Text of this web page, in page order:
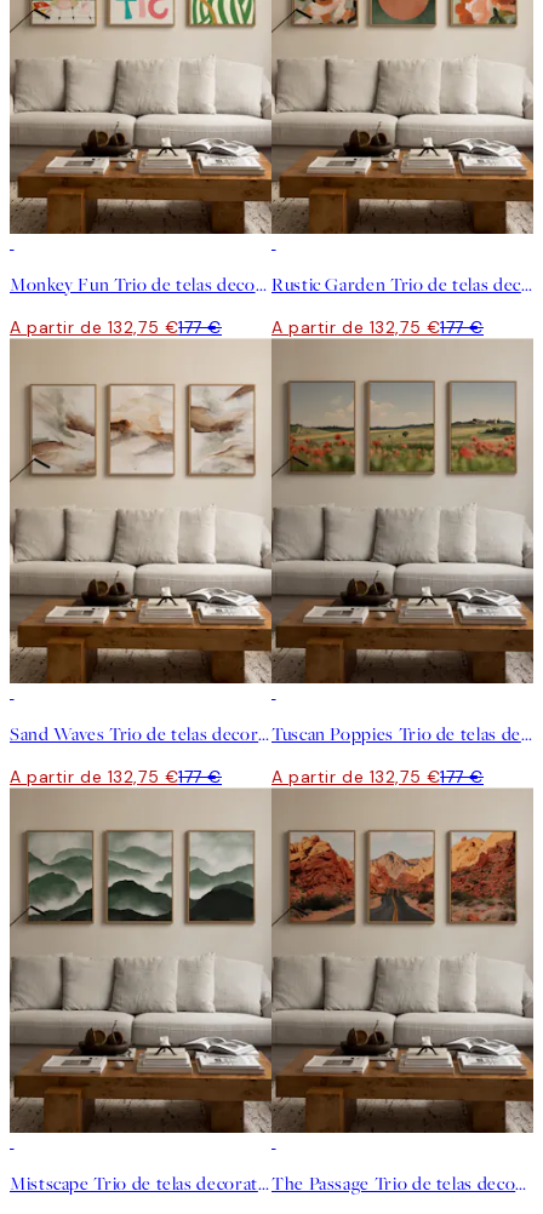
Monkey Fun Trio de telas decorativas
A partir de 132,75 €177 €
Rustic Garden Trio de telas decorativas
A partir de 132,75 €177 €
Sand Waves Trio de telas decorativas
A partir de 132,75 €177 €
Tuscan Poppies Trio de telas decorativas
A partir de 132,75 €177 €
Mistscape Trio de telas decorativas The Passage Trio de telas decorativas